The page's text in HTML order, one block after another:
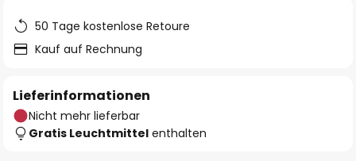
50 Tage kostenlose Retoure
Kauf auf Rechnung
Lieferinformationen
Nicht mehr lieferbar
Gratis Leuchtmittel enthalten